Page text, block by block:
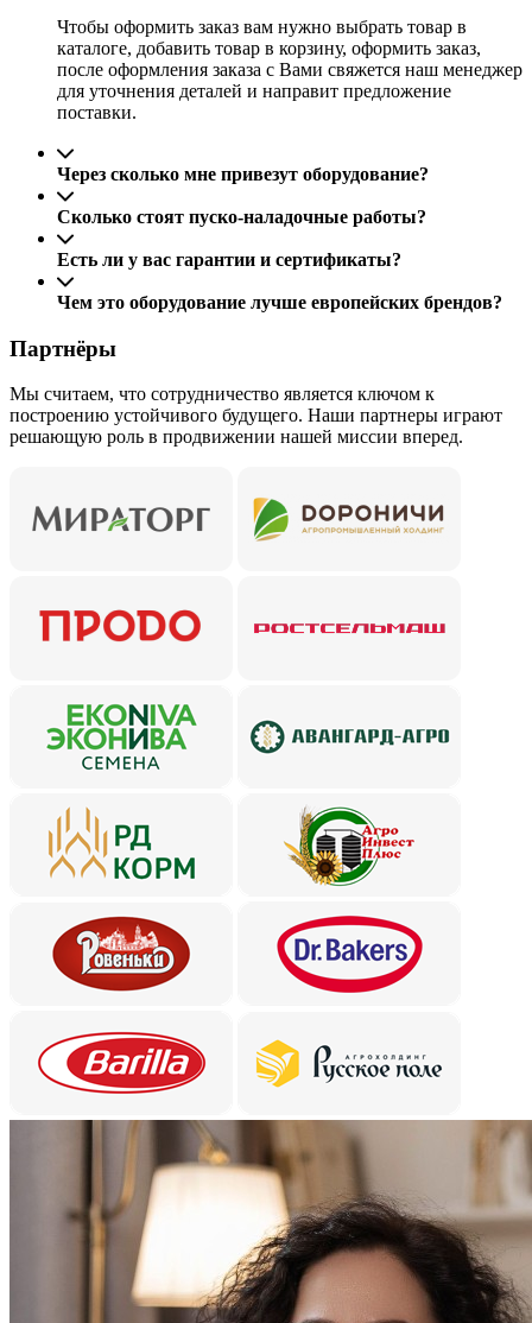
Чтобы оформить заказ вам нужно выбрать товар в
каталоге, добавить товар в корзину, оформить заказ,
после оформления заказа с Вами свяжется наш менеджер
для уточнения деталей и направит предложение
поставки.
Через сколько мне привезут оборудование?
Сколько стоят пуско-наладочные работы?
Есть ли у вас гарантии и сертификаты?
Чем это оборудование лучше европейских брендов?
Партнёры
Мы считаем, что сотрудничество является ключом к
построению устойчивого будущего. Наши партнеры играют
решающую роль в продвижении нашей миссии вперед.